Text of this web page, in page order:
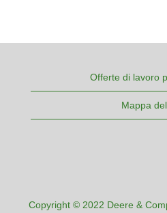
Offerte di lavoro
Mappa
Copyright © 2022 Deere &